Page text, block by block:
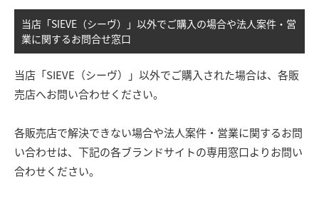
当店「SIEVE（シーヴ）」以外でご購入の場合や法人案件・営
業に関するお問合せ窓口
当店「SIEVE（シーヴ）」以外でご購入された場合は、各販
売店へお問い合わせください。
各販売店で解決できない場合や法人案件・営業に関するお問
い合わせは、下記の各ブランドサイトの専用窓口よりお問い
合わせください。